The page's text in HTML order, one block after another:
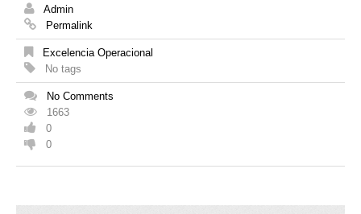
Admin
Permalink
Excelencia Operacional
No tags
No Comments
1663
0
0